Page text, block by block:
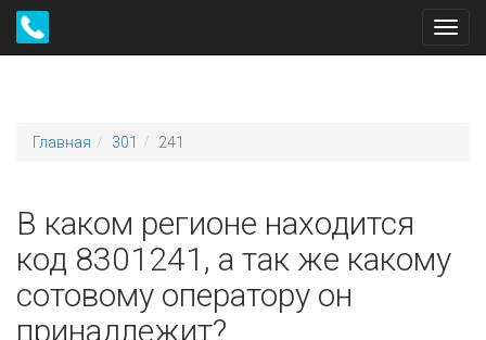
Главная 301 241
В каком регионе находится
код 8301241, а так же какому
сотовому оператору он
принадлежит?